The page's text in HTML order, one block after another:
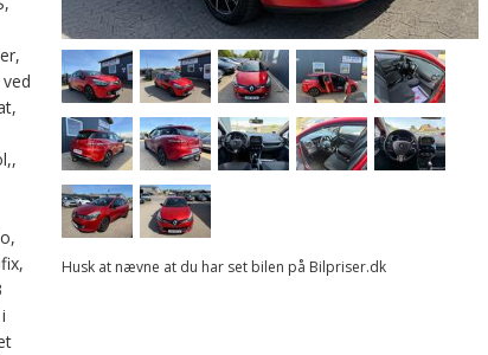
Husk at nævne at du har set bilen på Bilpriser.dk